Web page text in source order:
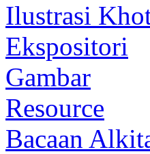
Ilustrasi
Ekspositori
Gambar
Resource
Bacaan